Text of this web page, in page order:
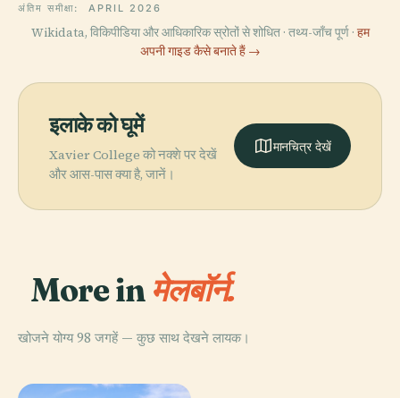
अंतिम समीक्षा: APRIL 2026
Wikidata, विकिपीडिया और आधिकारिक स्रोतों से शोधित · तथ्य-जाँच पूर्ण · हम
अपनी गाइड कैसे बनाते हैं →
इलाके को घूमें
Xavier College को नक्शे पर देखें
और आस-पास क्या है, जानें।
मानचित्र देखें
More in मेलबॉर्न.
खोजने योग्य 98 जगहें — कुछ साथ देखने लायक।